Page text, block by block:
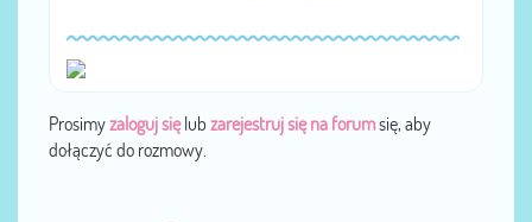
Prosimyzaloguj sięlub zarejestruj się na forumsię, aby
dołączyć do rozmowy.